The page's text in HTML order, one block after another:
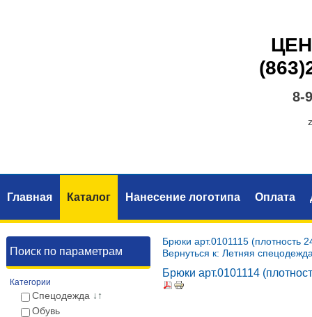
8-
Главная Каталог Нанесение логотипа Оплата
Поиск по параметрам
Категории
Спецодежда ↓↑
Обувь
Брюки арт.0101115 (плотность
Вернуться к: Летняя
Брюки арт.0101114